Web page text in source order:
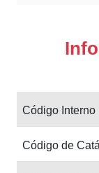
Código Interno
Código de